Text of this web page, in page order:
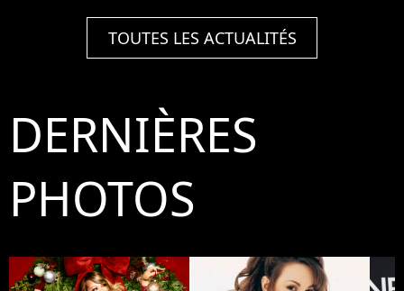
TOUTES LES ACTUALITÉS
DERNIÈRES
PHOTOS